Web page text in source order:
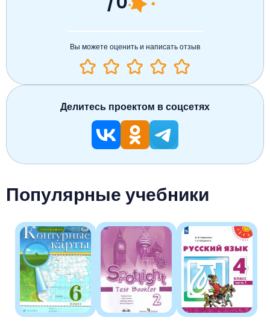
Популярные учебники
Вы можете оценить и написать отзыв
Делитесь проектом в соцсетях